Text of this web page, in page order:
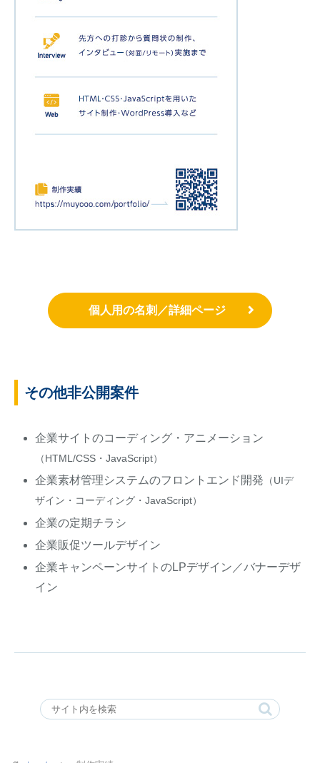
個人用の名刺／詳細ページ
その他非公開案件
企業サイトのコーディング・アニメーション
（HTML/CSS・JavaScript）
企業素材管理システムのフロントエンド開発 （UIデ
ザイン・コーディング・JavaScript）
企業の定期チラシ
企業販促ツールデザイン
企業キャンペーンサイトのLPデザイン／バナーデザ
イン